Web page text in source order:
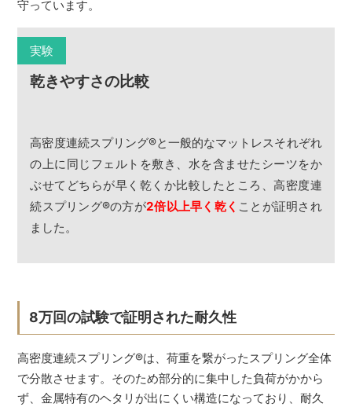
守っています。
実験
乾きやすさの比較
高密度連続スプリング®と一般的なマットレスそれぞれ
の上に同じフェルトを敷き、水を含ませたシーツをか
ぶせてどちらが早く乾くか比較したところ、高密度連
続スプリング®の方が2倍以上早く乾く ことが証明され
ました。
8万回の試験で証明された耐久性
高密度連続スプリング®は、荷重を繋がったスプリング全体
で分散させます。そのため部分的に集中した負荷がかから
ず、金属特有のヘタリが出にくい構造になっており、耐久